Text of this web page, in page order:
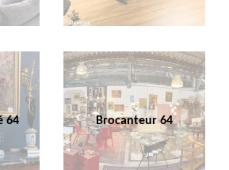
64 Brocanteur 64